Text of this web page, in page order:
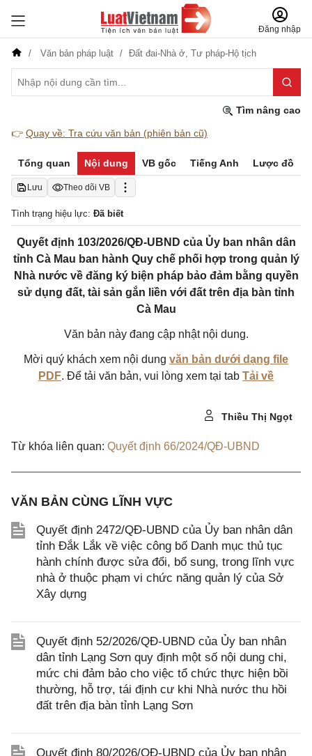
Đăng nhập
Văn bản pháp luật Đất đai-Nhà ở, Tư pháp-Hộ tịch
Tìm nâng cao
👉 Quay về: Tra cứu văn bản (phiên bản cũ)
Tổng quan Nội dung VB gốc Tiếng Anh Lược đồ
Lưu Theo dõi VB
Tình trạng hiệu lực: Đã biết
Quyết định 103/2026/QĐ-UBND của Ủy ban nhân dân
tỉnh Cà Mau ban hành Quy chế phối hợp trong quản lý
Nhà nước về đăng ký biện pháp bảo đảm bằng quyền
sử dụng đất, tài sản gắn liền với đất trên địa bàn tỉnh
Cà Mau
Văn bản này đang cập nhật nội dung.
Mời quý khách xem nội dung văn bản dưới dạng file
PDF. Để tải văn bản, vui lòng xem tại tab Tải về
Thiều Thị Ngọt
Từ khóa liên quan: Quyết định 66/2024/QĐ-UBND
VĂN BẢN CÙNG LĨNH VỰC
Quyết định 2472/QĐ-UBND của Ủy ban nhân dân
tỉnh Đắk Lắk về việc công bố Danh mục thủ tục
hành chính được sửa đổi, bổ sung, trong lĩnh vực
nhà ở thuộc phạm vi chức năng quản lý của Sở
Xây dựng
Quyết định 52/2026/QĐ-UBND của Ủy ban nhân
dân tỉnh Lạng Sơn quy định một số nội dung chi,
mức chi đảm bảo cho việc tổ chức thực hiện bồi
thường, hỗ trợ, tái định cư khi Nhà nước thu hồi
đất trên địa bàn tỉnh Lạng Sơn
Quyết định 80/2026/QĐ-UBND của Ủy ban nhân